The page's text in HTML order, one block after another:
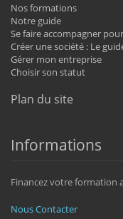
Nos formations
Notre guide
Se faire accompagner
Créer une société : Le
Gérer mon entreprise
Choisir son statut
Plan du site
Informations
Financez votre formation
Nous Contacter